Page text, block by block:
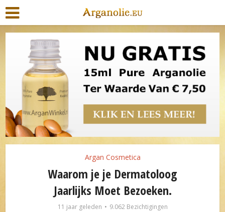
Argan Cosmetica
Waarom je je Dermatoloog
Jaarlijks Moet Bezoeken.
11 jaar geleden 9.062 Bezichtigingen